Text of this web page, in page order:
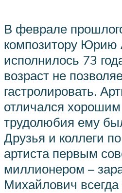
В феврале
композитору Юрию
исполнилось 73
возраст не
гастролировать.
отличался
трудолюбия ему
Друзья и коллеги
артиста первым
миллионером –
Михайлович